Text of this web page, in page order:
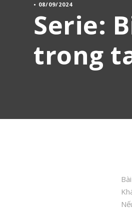
• 08/09/2024
Serie:
trong